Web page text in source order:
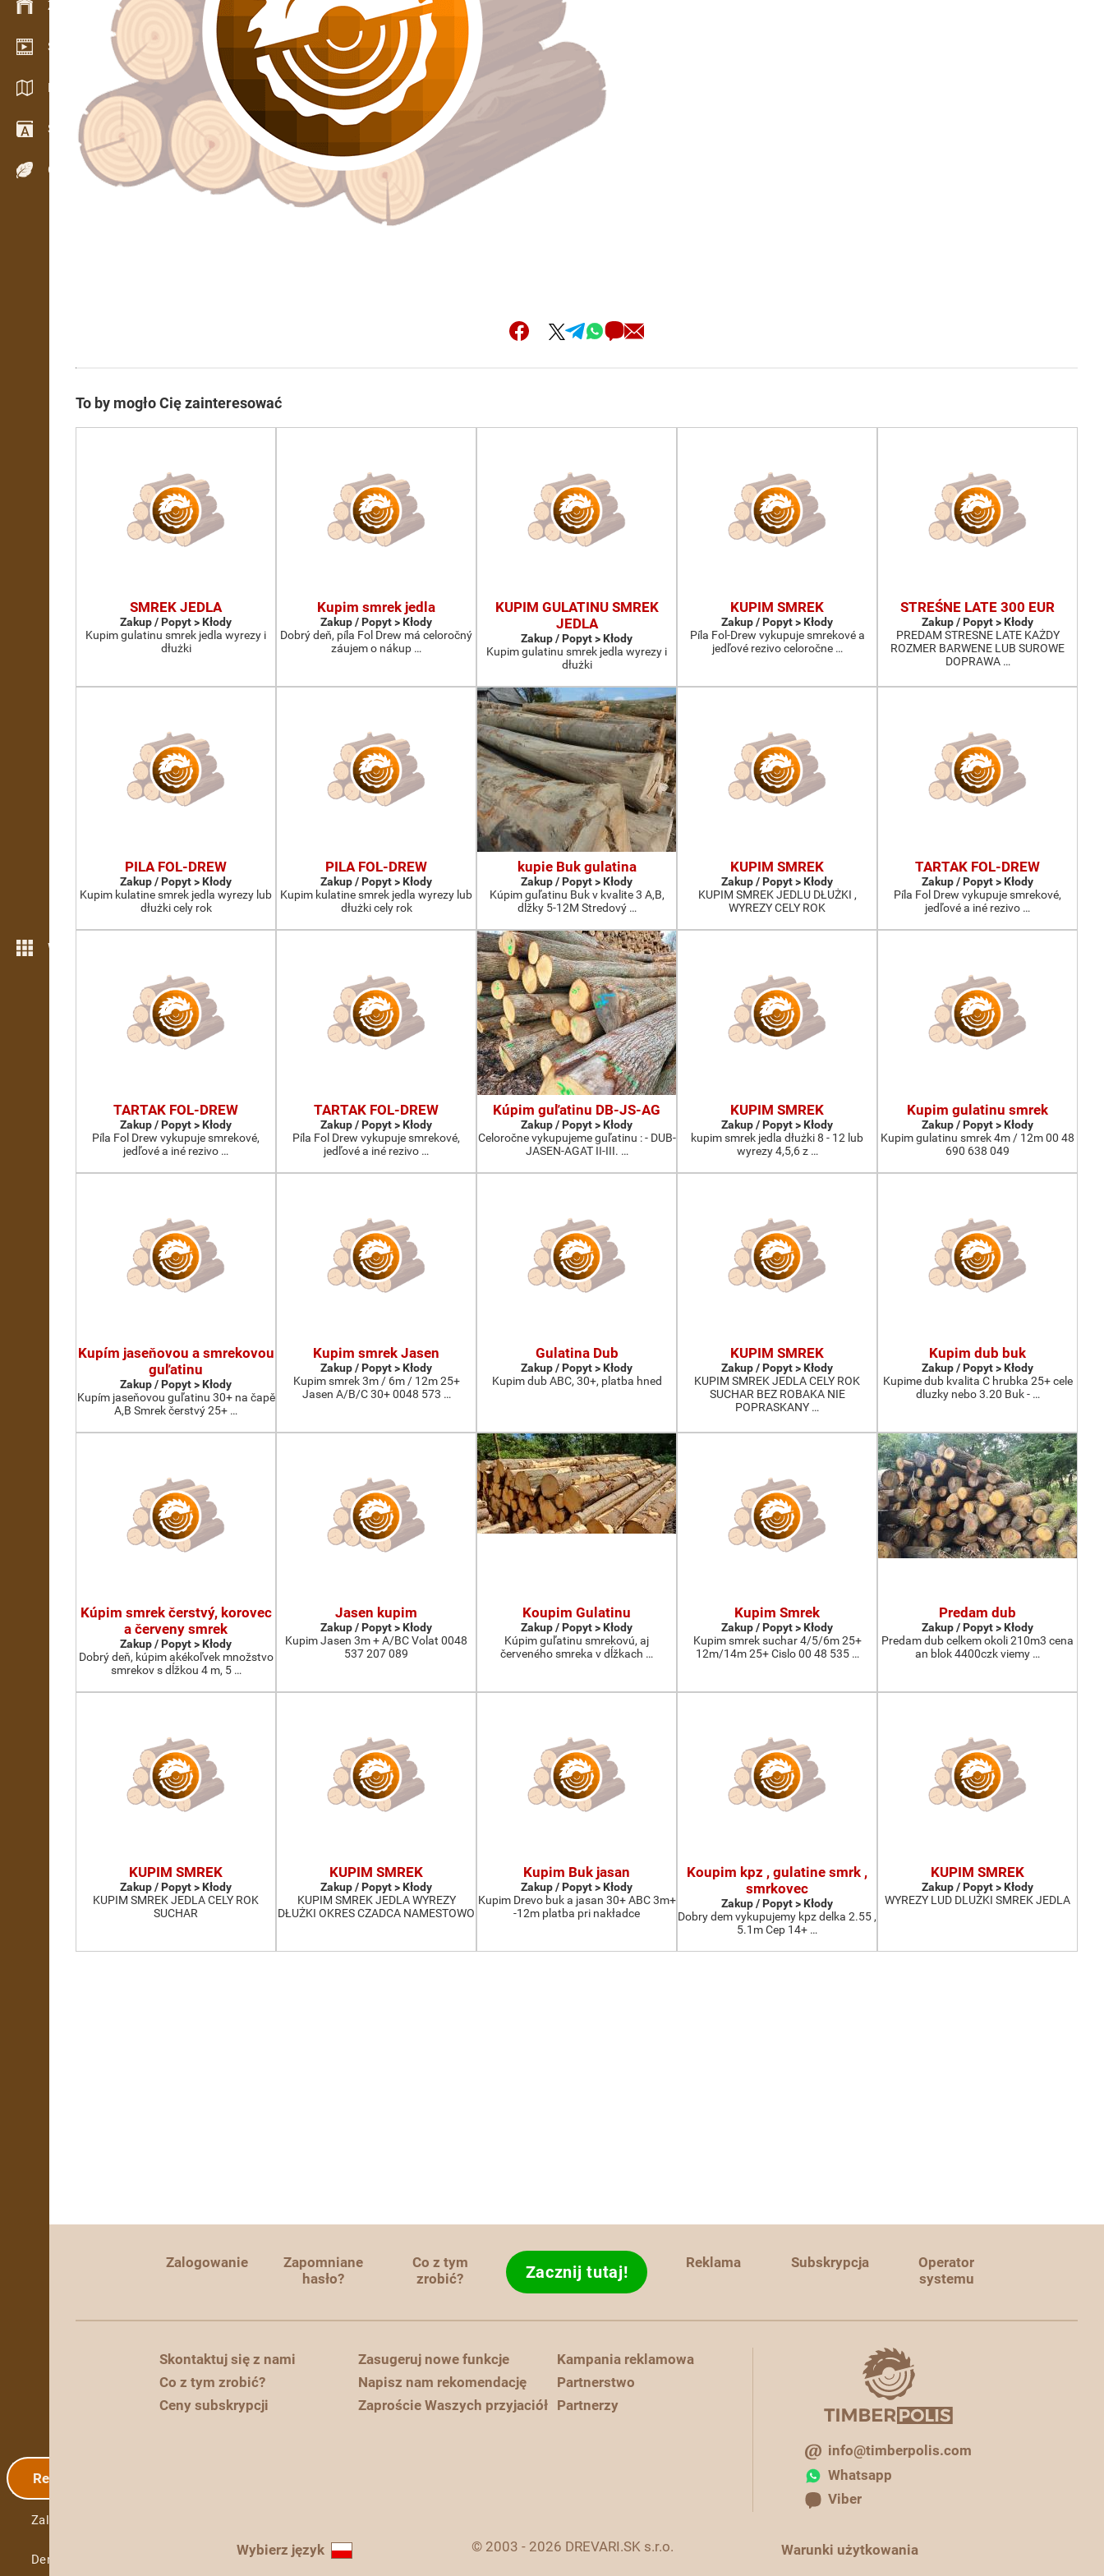
Zarządzanie zapasem
Salon wideo
Katalogi / Broszury
Słownik
Gatunki drewna
Więcej możliwości
Rejestracja
Zalogowanie
Demo
To by mogło Cię zainteresować
SMREK JEDLA
Zakup / Popyt > Kłody
Kupim gulatinu smrek jedla wyrezy i
dłużki
Kupim smrek jedla
Zakup / Popyt > Kłody
Dobrý deň, píla Fol Drew má celoročný
záujem o nákup …
KUPIM GULATINU SMREK
JEDLA
Zakup / Popyt > Kłody
Kupim gulatinu smrek jedla wyrezy i
dłużki
KUPIM SMREK
Zakup / Popyt > Kłody
Píla Fol-Drew vykupuje smrekové a
jedľové rezivo celoročne …
STREŚNE LATE 300 EUR
Zakup / Popyt > Kłody
PREDAM STRESNE LATE KAŻDY
ROZMER BARWENE LUB SUROWE
DOPRAWA …
PILA FOL-DREW
Zakup / Popyt > Kłody
Kupim kulatine smrek jedla wyrezy lub
dłużki cely rok
PILA FOL-DREW
Zakup / Popyt > Kłody
Kupim kulatine smrek jedla wyrezy lub
dłużki cely rok
kupie Buk gulatina
Zakup / Popyt > Kłody
Kúpim guľatinu Buk v kvalite 3 A,B,
dĺžky 5-12M Stredový …
KUPIM SMREK
Zakup / Popyt > Kłody
KUPIM SMREK JEDLU DŁUŻKI ,
WYREZY CELY ROK
TARTAK FOL-DREW
Zakup / Popyt > Kłody
Píla Fol Drew vykupuje smrekové,
jedľové a iné rezivo …
TARTAK FOL-DREW
Zakup / Popyt > Kłody
Píla Fol Drew vykupuje smrekové,
jedľové a iné rezivo …
TARTAK FOL-DREW
Zakup / Popyt > Kłody
Píla Fol Drew vykupuje smrekové,
jedľové a iné rezivo …
Kúpim guľatinu DB-JS-AG
Zakup / Popyt > Kłody
Celoročne vykupujeme guľatinu : - DUB-
JASEN-AGAT II-III. …
KUPIM SMREK
Zakup / Popyt > Kłody
kupim smrek jedla dłużki 8 - 12 lub
wyrezy 4,5,6 z …
Kupim gulatinu smrek
Zakup / Popyt > Kłody
Kupim gulatinu smrek 4m / 12m 00 48
690 638 049
Kupím jaseňovou a smrekovou
guľatinu
Zakup / Popyt > Kłody
Kupím jaseňovou guľatinu 30+ na čapě
A,B Smrek čerstvý 25+ …
Kupim smrek Jasen
Zakup / Popyt > Kłody
Kupim smrek 3m / 6m / 12m 25+
Jasen A/B/C 30+ 0048 573 …
Gulatina Dub
Zakup / Popyt > Kłody
Kupim dub ABC, 30+, platba hned
KUPIM SMREK
Zakup / Popyt > Kłody
KUPIM SMREK JEDLA CELY ROK
SUCHAR BEZ ROBAKA NIE
POPRASKANY …
Kupim dub buk
Zakup / Popyt > Kłody
Kupime dub kvalita C hrubka 25+ cele
dluzky nebo 3.20 Buk - …
Kúpim smrek čerstvý, korovec
a červeny smrek
Zakup / Popyt > Kłody
Dobrý deň, kúpim akékoľvek množstvo
smrekov s dĺžkou 4 m, 5 …
Jasen kupim
Zakup / Popyt > Kłody
Kupim Jasen 3m + A/BC Volat 0048
537 207 089
Koupim Gulatinu
Zakup / Popyt > Kłody
Kúpim guľatinu smrekovú, aj
červeného smreka v dĺžkach …
Kupim Smrek
Zakup / Popyt > Kłody
Kupim smrek suchar 4/5/6m 25+
12m/14m 25+ Cislo 00 48 535 …
Predam dub
Zakup / Popyt > Kłody
Predam dub celkem okoli 210m3 cena
an blok 4400czk viemy …
KUPIM SMREK
Zakup / Popyt > Kłody
KUPIM SMREK JEDLA CELY ROK
SUCHAR
KUPIM SMREK
Zakup / Popyt > Kłody
KUPIM SMREK JEDLA WYREZY
DŁUŻKI OKRES CZADCA NAMESTOWO
Kupim Buk jasan
Zakup / Popyt > Kłody
Kupim Drevo buk a jasan 30+ ABC 3m+
-12m platba pri nakładce
Koupim kpz , gulatine smrk ,
smrkovec
Zakup / Popyt > Kłody
Dobry dem vykupujemy kpz delka 2.55 ,
5.1m Cep 14+ …
KUPIM SMREK
Zakup / Popyt > Kłody
WYREZY LUD DLUŻKI SMREK JEDLA
Zalogowanie
Zapomniane
hasło?
Co z tym
zrobić?
Zacznij tutaj! Reklama Subskrypcja
Operator
systemu
Skontaktuj się z nami
Co z tym zrobić?
Ceny subskrypcji
Zasugeruj nowe funkcje
Napisz nam rekomendację
Zaproście Waszych przyjaciół
Kampania reklamowa
Partnerstwo
Partnerzy
info@timberpolis.com
Whatsapp
Viber
Wybierz język © 2003 - 2026 DREVARI.SK s.r.o. Warunki użytkowania